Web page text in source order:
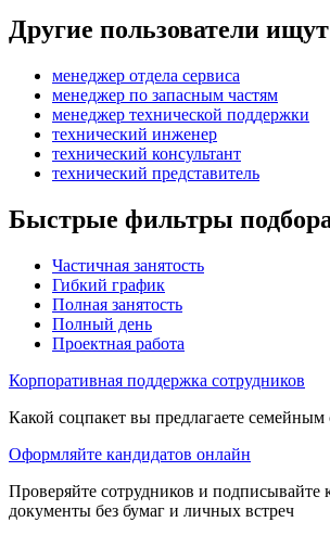
Другие пользователи ищут
менеджер отдела сервиса
менеджер по запасным частям
менеджер технической поддержки
технический инженер
технический консультант
технический представитель
Быстрые фильтры
Частичная занятость
Гибкий график
Полная занятость
Полный день
Проектная работа
Корпоративная поддержка сотрудников
Какой соцпакет вы предлагаете семейным
Оформляйте кандидатов онлайн
Проверяйте сотрудников и подписывайте
документы без бумаг и личных встреч